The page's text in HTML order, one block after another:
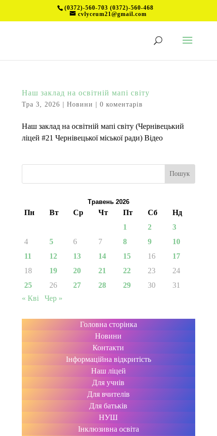
(0372)-560-703 (0372)-560-468
cvlyceum21@gmail.com
Наш заклад на освітній мапі світу
Тра 3, 2026 Новини 0 коментарів
Наш заклад на освітній мапі світу (Чернівецький
ліцей #21 Чернівецької міської ради) Відео
Пошук
Травень 2026
Пн Вт Ср Чт Пт Сб
Нд
1
2
3
4
5 6 7 8 9
10
11
12 13 14 15 16
17
18
19 20 21 22 23
24
25
26 27 28 29 30
31
« Кві
Чер »
Головна сторінка
Новини
Контакти
Інформаційна відкритість
Наш ліцей
Для учнів
Для вчителів
Для батьків
НУШ
Інклюзивна освіта